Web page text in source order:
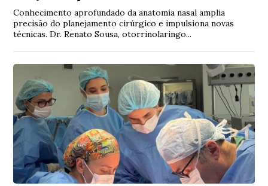
Conhecimento aprofundado da anatomia nasal amplia
precisão do planejamento cirúrgico e impulsiona novas
técnicas. Dr. Renato Sousa, otorrinolaringo...